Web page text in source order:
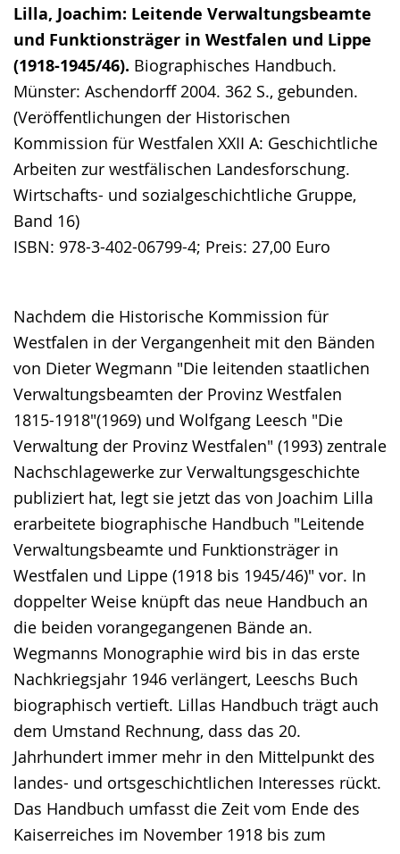
Lilla, Joachim: Leitende Verwaltungsbeamte
und Funktionsträger in Westfalen und Lippe
(1918-1945/46). Biographisches Handbuch.
Münster: Aschendorff 2004. 362 S., gebunden.
(Veröffentlichungen der Historischen
Kommission für Westfalen XXII A: Geschichtliche
Arbeiten zur westfälischen Landesforschung.
Wirtschafts- und sozialgeschichtliche Gruppe,
Band 16)
ISBN: 978-3-402-06799-4; Preis: 27,00 Euro
Nachdem die Historische Kommission für
Westfalen in der Vergangenheit mit den Bänden
von Dieter Wegmann "Die leitenden staatlichen
Verwaltungsbeamten der Provinz Westfalen
1815-1918"(1969) und Wolfgang Leesch "Die
Verwaltung der Provinz Westfalen" (1993) zentrale
Nachschlagewerke zur Verwaltungsgeschichte
publiziert hat, legt sie jetzt das von Joachim Lilla
erarbeitete biographische Handbuch "Leitende
Verwaltungsbeamte und Funktionsträger in
Westfalen und Lippe (1918 bis 1945/46)" vor. In
doppelter Weise knüpft das neue Handbuch an
die beiden vorangegangenen Bände an.
Wegmanns Monographie wird bis in das erste
Nachkriegsjahr 1946 verlängert, Leeschs Buch
biographisch vertieft. Lillas Handbuch trägt auch
dem Umstand Rechnung, dass das 20.
Jahrhundert immer mehr in den Mittelpunkt des
landes- und ortsgeschichtlichen Interesses rückt.
Das Handbuch umfasst die Zeit vom Ende des
Kaiserreiches im November 1918 bis zum